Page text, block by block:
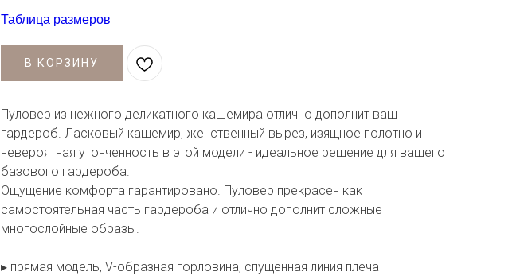
Таблица размеров
В КОРЗИНУ
Пуловер из нежного деликатного кашемира отлично дополнит ваш
гардероб. Ласковый кашемир, женственный вырез, изящное полотно и
невероятная утонченность в этой модели - идеальное решение для вашего
базового гардероба.
Ощущение комфорта гарантировано. Пуловер прекрасен как
самостоятельная часть гардероба и отлично дополнит сложные
многослойные образы.
▸ прямая модель, V-образная горловина, спущенная линия плеча